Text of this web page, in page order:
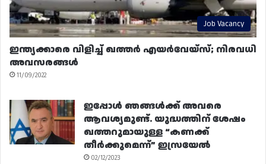
Job Vacancy
ഇന്ത്യക്കാരെ വിളിച്ച് ഖത്തർ എയർവേയ്‌സ്; നിരവധി
അവസരങ്ങൾ
11/09/2022
ഇപ്പോൾ ഞങ്ങൾക്ക് അവരെ
ആവശ്യമുണ്ട്. യുദ്ധത്തിന് ശേഷം
ഖത്തറുമായുള്ള “കണക്ക്
തീർക്കുമെന്ന്” ഇസ്രയേൽ
02/12/2023